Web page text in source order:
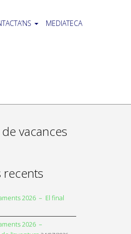
MEDIATECA
vacances
recents
2026 – El final
2026 –